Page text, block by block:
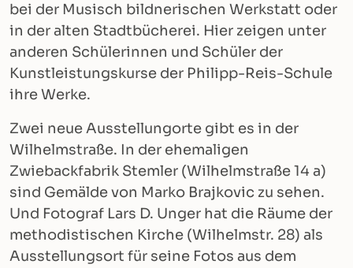
bei der Musisch bildnerischen Werkstatt oder
in der alten Stadtbücherei. Hier zeigen unter
anderen Schülerinnen und Schüler der
Kunstleistungskurse der Philipp-Reis-Schule
ihre Werke.
Zwei neue Ausstellungorte gibt es in der
Wilhelmstraße. In der ehemaligen
Zwiebackfabrik Stemler (Wilhelmstraße 14 a)
sind Gemälde von Marko Brajkovic zu sehen.
Und Fotograf Lars D. Unger hat die Räume der
methodistischen Kirche (Wilhelmstr. 28) als
Ausstellungsort für seine Fotos aus dem